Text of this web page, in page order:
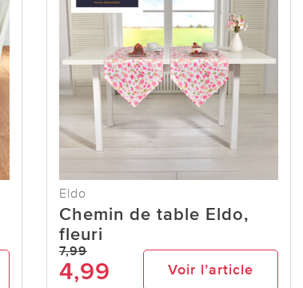
Eldo
Chemin de table Eldo,
fleuri
7,99
4,99 Voir l’article